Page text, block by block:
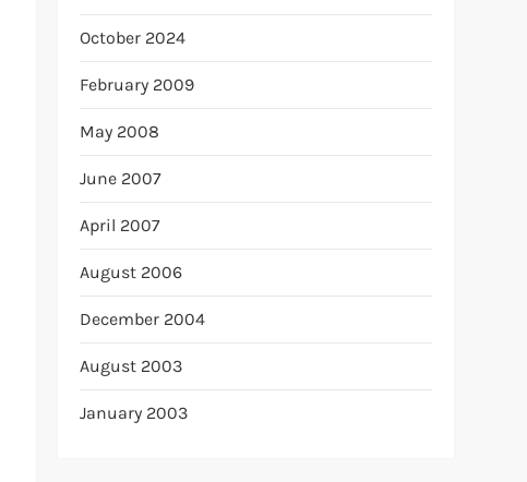
October 2024
February 2009
May 2008
June 2007
April 2007
August 2006
December 2004
August 2003
January 2003